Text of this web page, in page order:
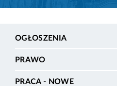
OGŁOSZENIA
PRAWO
PRACA - NOWE